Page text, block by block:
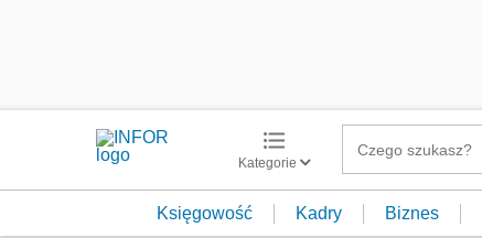
Kategorie
Księgowość Kadry Biznes